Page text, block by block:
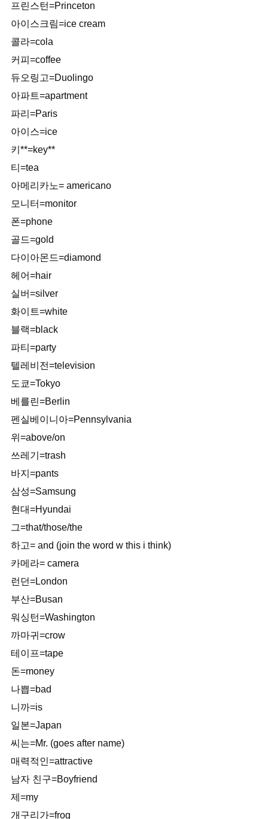
프린스턴=Princeton
아이스크림=ice cream
콜라=cola
커피=coffee
듀오링고=Duolingo
아파트=apartment
파리=Paris
아이스=ice
키**=key**
티=tea
아메리카노= americano
모니터=monitor
폰=phone
골드=gold
다이아몬드=diamond
헤어=hair
실버=silver
화이트=white
블랙=black
파티=party
텔레비전=television
도쿄=Tokyo
베를린=Berlin
펜실베이니아=Pennsylvania
위=above/on
쓰레기=trash
바지=pants
삼성=Samsung
현대=Hyundai
그=that/those/the
하고= and (join the word w this i think)
카메라= camera
런던=London
부산=Busan
워싱턴=Washington
까마귀=crow
테이프=tape
돈=money
나쁩=bad
니까=is
일본=Japan
씨는=Mr. (goes after name)
매력적인=attractive
남자 친구=Boyfriend
제=my
개구리가=frog